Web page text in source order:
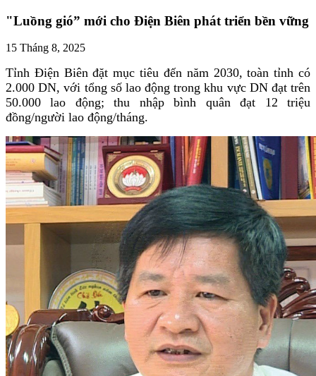
"Luồng gió” mới cho Điện Biên phát triển bền vững
15 Tháng 8, 2025
Tỉnh Điện Biên đặt mục tiêu đến năm 2030, toàn tỉnh có
2.000 DN, với tổng số lao động trong khu vực DN đạt trên
50.000 lao động; thu nhập bình quân đạt 12 triệu
đồng/người lao động/tháng.